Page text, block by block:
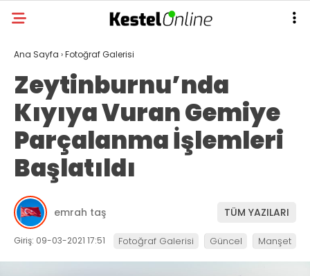
Ana Sayfa ›Fotoğraf Galerisi
Zeytinburnu’nda
Kıyıya Vuran Gemiye
Parçalanma İşlemleri
Başlatıldı
emrah taş TÜM YAZILARI
Giriş: 09-03-2021 17:51 Fotoğraf Galerisi Güncel Manşet